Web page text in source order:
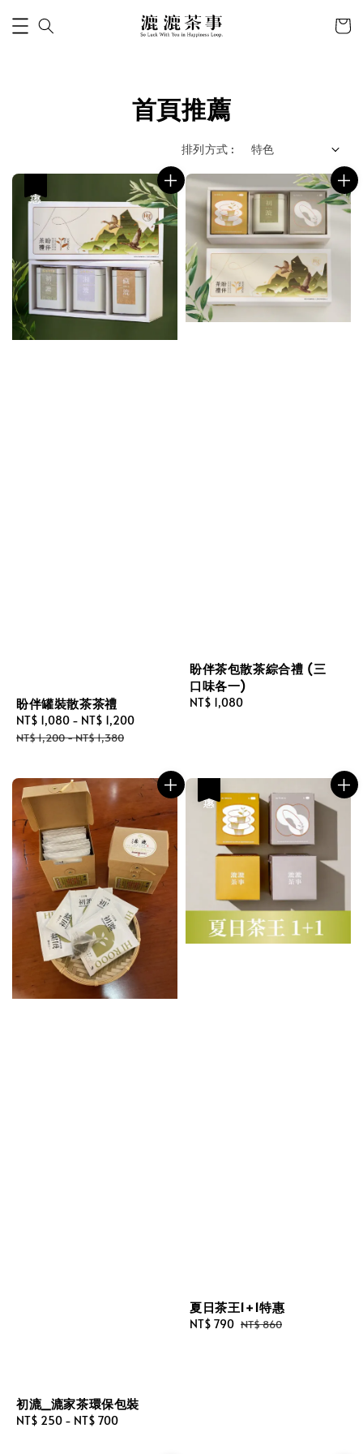
首頁推薦
排列方式 :
盼伴罐裝散茶茶禮
Sale
price
NT$ 1,080 - NT$ 1,200
NT$ 1,200-NT$ 1,380
盼伴茶包散茶綜合禮 (三
口味各一)
Regular
NT$ 1,080
初漉_漉家茶環保包裝
Regular
NT$ 250 - NT$ 700
夏日茶王1+1特惠
Sale
NT$ 790 Regular
NT$ 860